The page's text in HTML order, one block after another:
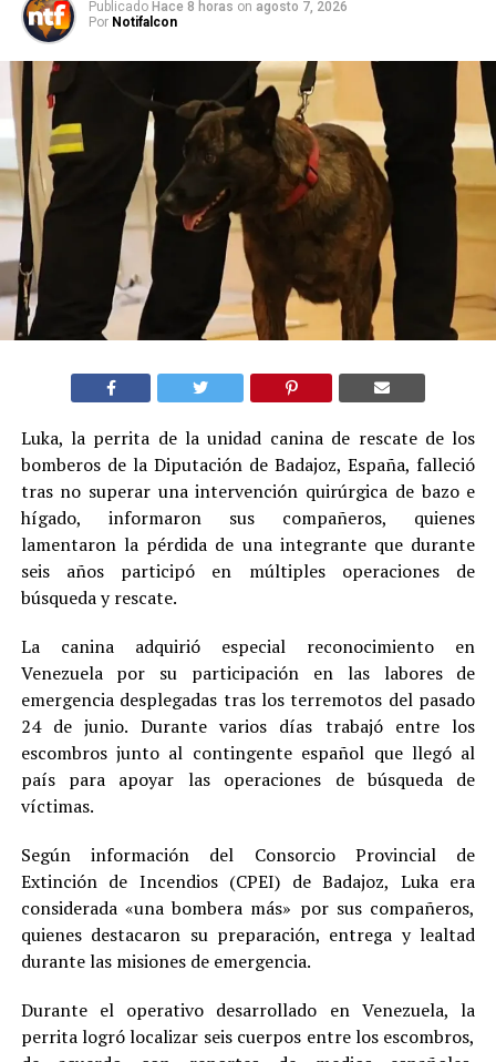
Publicado Hace 8 horas on agosto 7, 2026
Por Notifalcon
Luka, la perrita de la unidad canina de rescate de los
bomberos de la Diputación de Badajoz, España, falleció
tras no superar una intervención quirúrgica de bazo e
hígado, informaron sus compañeros, quienes
lamentaron la pérdida de una integrante que durante
seis años participó en múltiples operaciones de
búsqueda y rescate.
La canina adquirió especial reconocimiento en
Venezuela por su participación en las labores de
emergencia desplegadas tras los terremotos del pasado
24 de junio. Durante varios días trabajó entre los
escombros junto al contingente español que llegó al
país para apoyar las operaciones de búsqueda de
víctimas.
Según información del Consorcio Provincial de
Extinción de Incendios (CPEI) de Badajoz, Luka era
considerada «una bombera más» por sus compañeros,
quienes destacaron su preparación, entrega y lealtad
durante las misiones de emergencia.
Durante el operativo desarrollado en Venezuela, la
perrita logró localizar seis cuerpos entre los escombros,